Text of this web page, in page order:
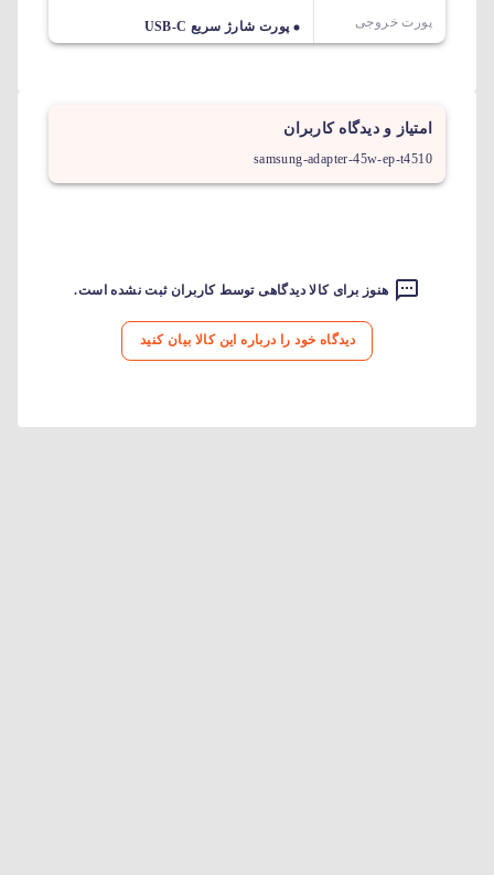
پورت خروجی پورت شارژ سریع USB-C
امتیاز و دیدگاه کاربران
samsung-adapter-45w-ep-t4510
هنوز برای کالا دیدگاهی توسط کاربران ثبت نشده است.
دیدگاه خود را درباره این کالا بیان کنید